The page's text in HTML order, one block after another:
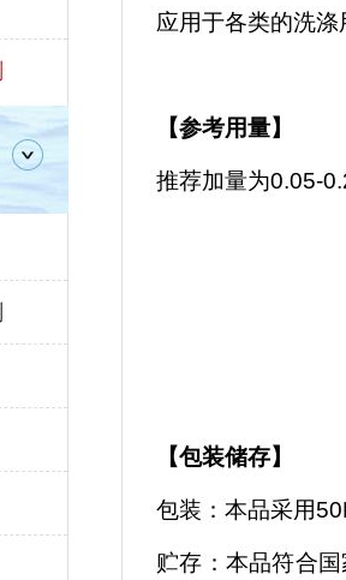
应用于各类的洗涤
【参考用量】
推荐加量为0.05-
【包装储存】
包装：本品采用
贮存：本品符合